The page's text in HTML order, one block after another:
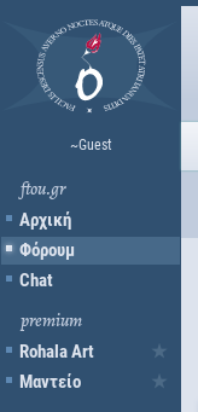
~Guest
ftou.gr
Αρχική
Φόρουμ
Chat
premium
Rohala Art
Μαντείο